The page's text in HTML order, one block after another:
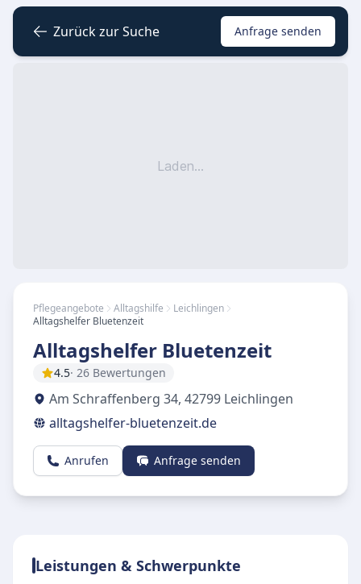
Zurück zur Suche Anfrage senden
Laden...
Pflegeangebote Alltagshilfe
Leichlingen
Alltagshelfer Bluetenzeit
Alltagshelfer Bluetenzeit
4.5· 26 Bewertungen
Am Schraffenberg 34, 42799 Leichlingen
alltagshelfer-bluetenzeit.de
Anrufen Anfrage senden
Leistungen & Schwerpunkte